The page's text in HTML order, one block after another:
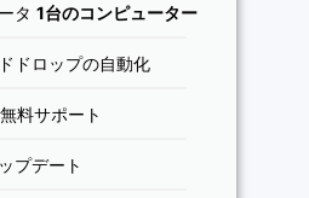
タ1台のコンピューター
ドロップの自動化
料サポート
プデート